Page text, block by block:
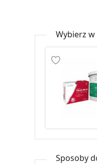
Wybierz
Sposoby